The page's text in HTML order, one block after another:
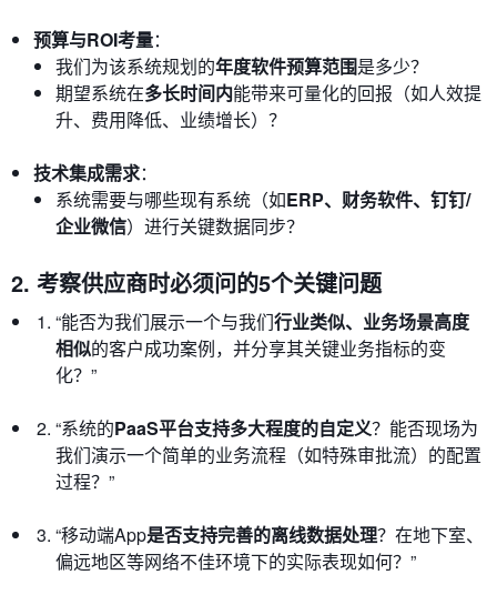
预算与ROI考量：
我们为该系统规划的年度软件预算范围是多少？
期望系统在多长时间内能带来可量化的回报（如人效提
升、费用降低、业绩增长）？
技术集成需求：
系统需要与哪些现有系统（如ERP、财务软件、钉钉/
企业微信）进行关键数据同步？
2. 考察供应商时必须问的5个关键问题
“能否为我们展示一个与我们行业类似、业务场景高度
相似的客户成功案例，并分享其关键业务指标的变
化？”
“系统的PaaS平台支持多大程度的自定义？能否现场为
我们演示一个简单的业务流程（如特殊审批流）的配置
过程？”
“移动端App是否支持完善的离线数据处理？在地下室、
偏远地区等网络不佳环境下的实际表现如何？”